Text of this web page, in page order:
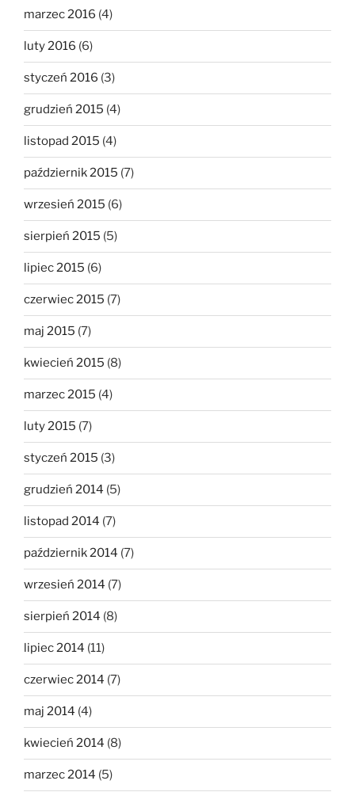
marzec 2016 (4)
luty 2016 (6)
styczeń 2016 (3)
grudzień 2015 (4)
listopad 2015 (4)
październik 2015 (7)
wrzesień 2015 (6)
sierpień 2015 (5)
lipiec 2015 (6)
czerwiec 2015 (7)
maj 2015 (7)
kwiecień 2015 (8)
marzec 2015 (4)
luty 2015 (7)
styczeń 2015 (3)
grudzień 2014 (5)
listopad 2014 (7)
październik 2014 (7)
wrzesień 2014 (7)
sierpień 2014 (8)
lipiec 2014 (11)
czerwiec 2014 (7)
maj 2014 (4)
kwiecień 2014 (8)
marzec 2014 (5)